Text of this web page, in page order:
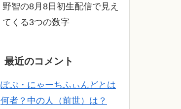
野智の8月8日初生配信で見え
てくる3つの数字
最近のコメント
ぽぷ・にゃーちふぃんどとは
何者？中の人（前世）は？